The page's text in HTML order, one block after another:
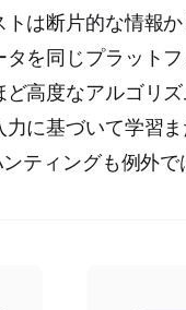
は断片的な情報
を同じプラットフ
高度なアルゴリ
力に基づいて学習
ティングも例外で